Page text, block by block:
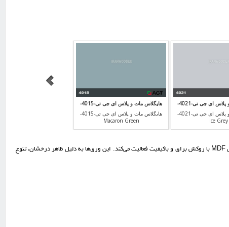
هایگلاس مات و پلاس ای جی تی-4015-
Macaron Green
هایگلاس مات و پلاس ای جی تی-4015-
Macaron Green
هایگلاس مات و پلاس ای جی تی-4021-
Ice Grey
هایگلاس مات و پلاس ای جی تی-4021-
Ice Grey
هایگلاس ای جی تی (AGT High Gloss) یکی از محصولات برجسته شرکت AGT ترکیه است که در زمینه تولید ورق‌های MDF با روکش براق و باکیفیت فعالیت می‌کند. این ورق‌ها به دلیل ظاهر درخشان، تنوع